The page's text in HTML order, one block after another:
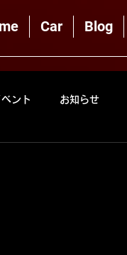
Car Blog
ベント お知らせ